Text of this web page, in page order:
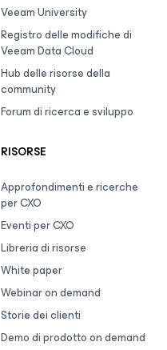
Veeam University
Registro delle modifiche di
Veeam Data Cloud
Hub delle risorse della
community
Forum di ricerca e sviluppo
RISORSE
Approfondimenti e ricerche
per CXO
Eventi per CXO
Libreria di risorse
White paper
Webinar on demand
Storie dei clienti
Demo di prodotto on demand